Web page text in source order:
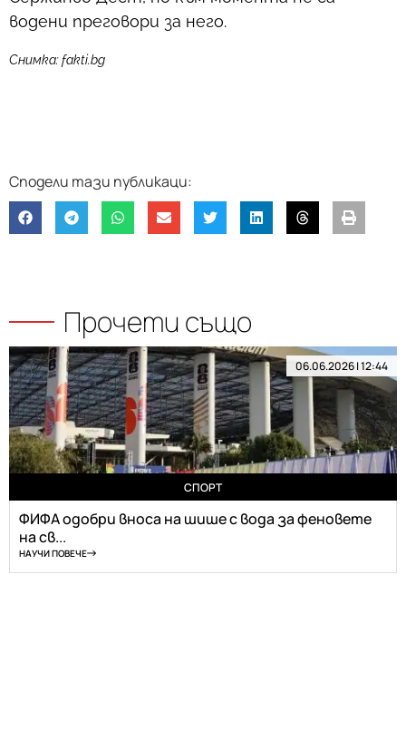
водени преговори за него.
Снимка: fakti.bg
Прочети също
06.06.2026 | 12:44
СПОРТ
ФИФА одобри вноса на шише с вода за феновете
на св...
НАУЧИ ПОВЕЧЕ